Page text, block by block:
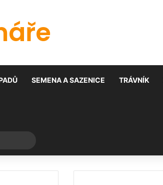
SEMENA A SAZENICE TRÁVNÍK
for